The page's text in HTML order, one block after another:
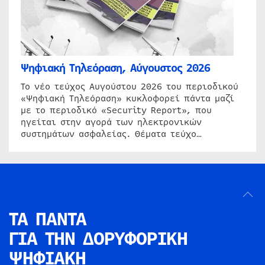
Ψηφιακή Τηλεόραση, Αύγουστος 2026
Το νέο τεύχος Αυγούστου 2026 του περιοδικού
«Ψηφιακή Τηλεόραση» κυκλοφορεί πάντα μαζί
με το περιοδικό «Security Report», που
ηγείται στην αγορά των ηλεκτρονικών
συστημάτων ασφαλείας. Θέματα τεύχο…
ΤΑ ΠΑΝΤΑ
ΓΙΑ ΤΗΝ ΔΟΡΥΦΟΡΙΚΗ
ΨΗΦΙΑΚΗ